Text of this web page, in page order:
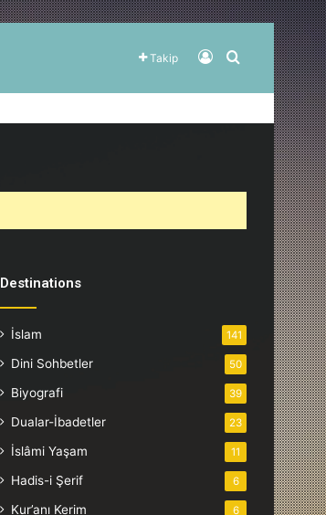
Takip Kayıt OlArama yap
Destinations
İslam 141
Dini Sohbetler 50
Biyografi 39
Dualar-İbadetler 23
İslâmi Yaşam 11
Hadis-i Şerif 6
Kur’anı Kerim 6